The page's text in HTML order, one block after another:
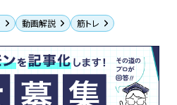
動画解説 筋トレ